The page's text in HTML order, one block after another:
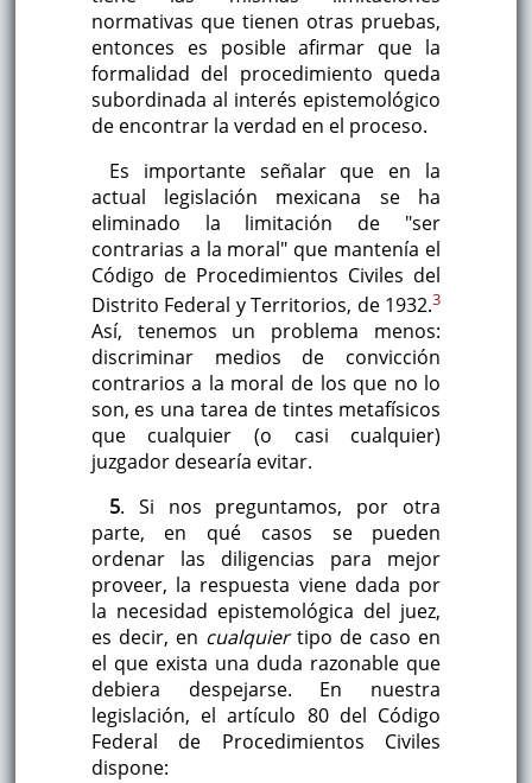
normativas que tienen otras pruebas,
entonces es posible afirmar que la
formalidad del procedimiento queda
subordinada al interés epistemológico
de encontrar la verdad en el proceso.
Es importante señalar que en la
actual legislación mexicana se ha
eliminado la limitación de "ser
contrarias a la moral" que mantenía el
Código de Procedimientos Civiles del
Distrito Federal y Territorios, de 1932.3
Así, tenemos un problema menos:
discriminar medios de convicción
contrarios a la moral de los que no lo
son, es una tarea de tintes metafísicos
que cualquier (o casi cualquier)
juzgador desearía evitar.
5. Si nos preguntamos, por otra
parte, en qué casos se pueden
ordenar las diligencias para mejor
proveer, la respuesta viene dada por
la necesidad epistemológica del juez,
es decir, en cualquiertipo de caso en
el que exista una duda razonable que
debiera despejarse. En nuestra
legislación, el artículo 80 del Código
Federal de Procedimientos Civiles
dispone: